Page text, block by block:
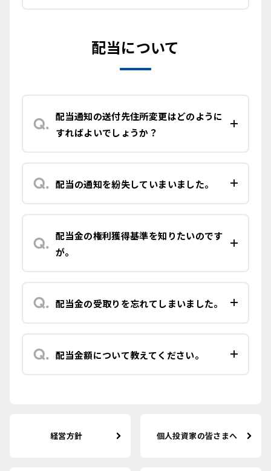
配当について
配当通知の送付先住所変更はどのように
すればよいでしょうか？
配当の通知を紛失していまいました。
配当金の権利獲得基準を知りたいのです
が。
配当金の受取りを忘れてしまいました。
配当金額について教えてください。
経営方針 個人投資家の皆さまへ